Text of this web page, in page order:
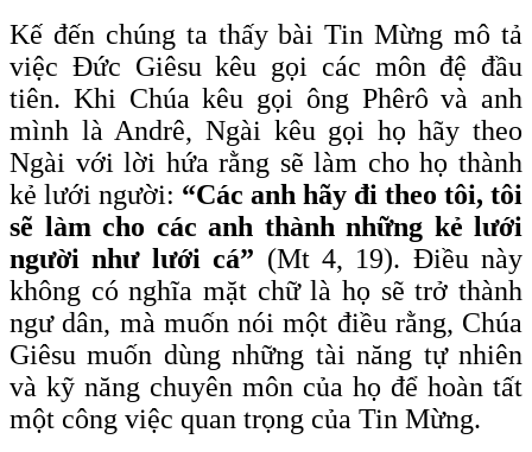
Kế đến chúng ta thấy bài Tin Mừng mô tả
việc Đức Giêsu kêu gọi các môn đệ đầu
tiên. Khi Chúa kêu gọi ông Phêrô và anh
mình là Andrê, Ngài kêu gọi họ hãy theo
Ngài với lời hứa rằng sẽ làm cho họ thành
kẻ lưới người: “Các anh hãy đi theo tôi, tôi
sẽ làm cho các anh thành những kẻ lưới
người như lưới cá” (Mt 4, 19). Điều này
không có nghĩa mặt chữ là họ sẽ trở thành
ngư dân, mà muốn nói một điều rằng, Chúa
Giêsu muốn dùng những tài năng tự nhiên
và kỹ năng chuyên môn của họ để hoàn tất
một công việc quan trọng của Tin Mừng.